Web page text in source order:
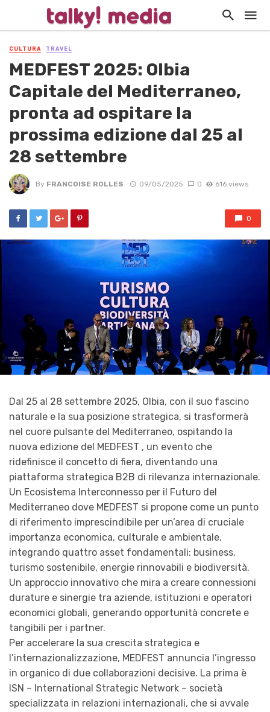
CULTURA TRAVEL
MEDFEST 2025: Olbia
Capitale del Mediterraneo,
pronta ad ospitare la
prossima edizione dal 25 al
28 settembre
By FRANCOISE ROLLES 09/05/2025 0 616 views
0
Dal 25 al 28 settembre 2025, Olbia, con il suo fascino
naturale e la sua posizione strategica, si trasformerà
nel cuore pulsante del Mediterraneo, ospitando la
nuova edizione del MEDFEST , un evento che
ridefinisce il concetto di fiera, diventando una
piattaforma strategica B2B di rilevanza internazionale.
Un Ecosistema Interconnesso per il Futuro del
Mediterraneo dove MEDFEST si propone come un punto
di riferimento imprescindibile per un’area di cruciale
importanza economica, culturale e ambientale,
integrando quattro asset fondamentali: business,
turismo sostenibile, energie rinnovabili e biodiversità.
Un approccio innovativo che mira a creare connessioni
durature e sinergie tra aziende, istituzioni e operatori
economici globali, generando opportunità concrete e
tangibili per i partner.
Per accelerare la sua crescita strategica e
l’internazionalizzazione, MEDFEST annuncia l’ingresso
in organico di due collaborazioni decisive. La prima è
ISN – International Strategic Network – società
specializzata in relazioni internazionali, che si avvale